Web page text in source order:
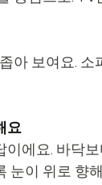
아 보여요.
요
이에요. 바닥
눈이 위로 향